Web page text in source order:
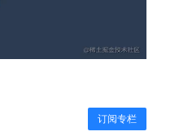
订阅专栏